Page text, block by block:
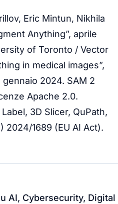
Eric Mintun, Nikhila
Anything”, aprile
of Toronto / Vector
in medical images”,
2024. SAM 2
Apache 2.0.
3D Slicer, QuPath,
2024/1689 (EU AI Act).
AI, Cybersecurity, Digital